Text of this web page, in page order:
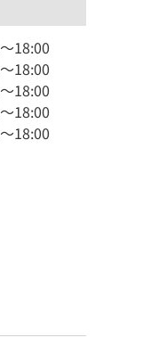
～18:00
～18:00
～18:00
～18:00
～18:00